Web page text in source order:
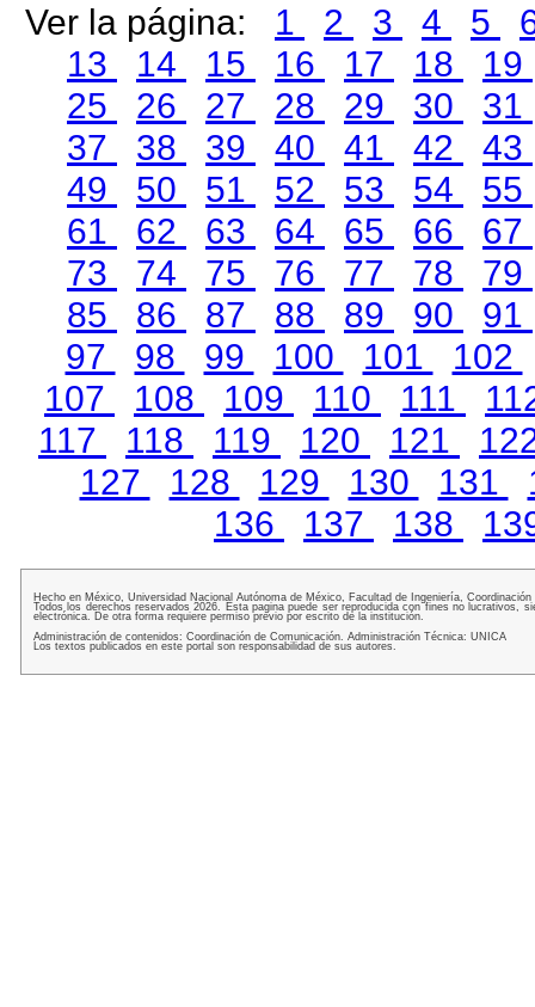
Ver la página: 1 2 3 4 5
13
14 15 16 17 18
19
25
26 27 28 29 30
31
37
38 39 40 41 42
43
49
50 51 52 53 54
55
61
62 63 64 65 66
67
73
74 75 76 77 78
79
85
86 87 88 89 90
91
97
98 99 100 101
102
107
108 109 110 111
117
118 119 120 121
127
128 129 130 131
136
137 138
Hecho en México, Universidad Nacional Autónoma de México, Facultad de Ingeniería,
Todos los derechos reservados 2026. Esta pagina puede ser reproducida con fines no lucrativos,
electrónica. De otra forma requiere permiso previo por escrito de la institución.
Administración de contenidos: Coordinación de Comunicación. Administración Técnica: UNICA
Los textos publicados en este portal son responsabilidad de sus autores.